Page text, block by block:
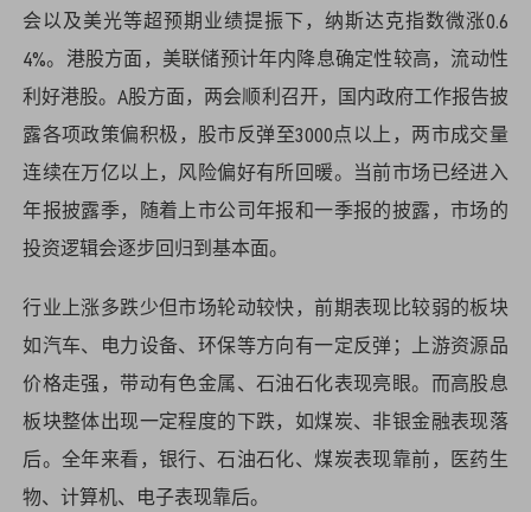
会以及美光等超预期业绩提振下，纳斯达克指数微涨0.6
4%。港股方面，美联储预计年内降息确定性较高，流动性
利好港股。A股方面，两会顺利召开，国内政府工作报告披
露各项政策偏积极，股市反弹至3000点以上，两市成交量
连续在万亿以上，风险偏好有所回暖。当前市场已经进入
年报披露季，随着上市公司年报和一季报的披露，市场的
投资逻辑会逐步回归到基本面。
行业上涨多跌少但市场轮动较快，前期表现比较弱的板块
如汽车、电力设备、环保等方向有一定反弹；上游资源品
价格走强，带动有色金属、石油石化表现亮眼。而高股息
板块整体出现一定程度的下跌，如煤炭、非银金融表现落
后。全年来看，银行、石油石化、煤炭表现靠前，医药生
物、计算机、电子表现靠后。